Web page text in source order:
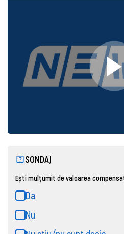
SONDAJ
Ești mulțumit de valoarea
Da
Nu